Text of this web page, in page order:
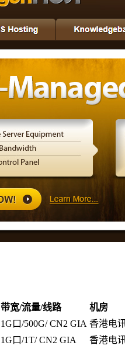
带宽/流量/线路 机房
1G口/500G/ CN2 GIA 香港电
1G口/1T/ CN2 GIA 香港电